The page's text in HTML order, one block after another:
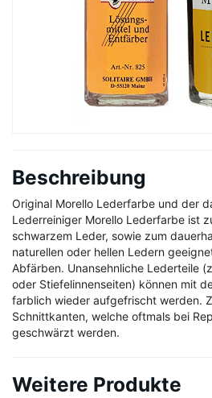
Beschreibung
Original Morello Lederfarbe und der
Lederreiniger Morello Lederfarbe ist
schwarzem Leder, sowie zum
naturellen oder hellen Ledern
Abfärben. Unansehnliche Lederteile
oder Stiefelinnenseiten) können mit
farblich wieder aufgefrischt werden.
Schnittkanten, welche oftmals bei
geschwärzt werden.
Weitere Produkte